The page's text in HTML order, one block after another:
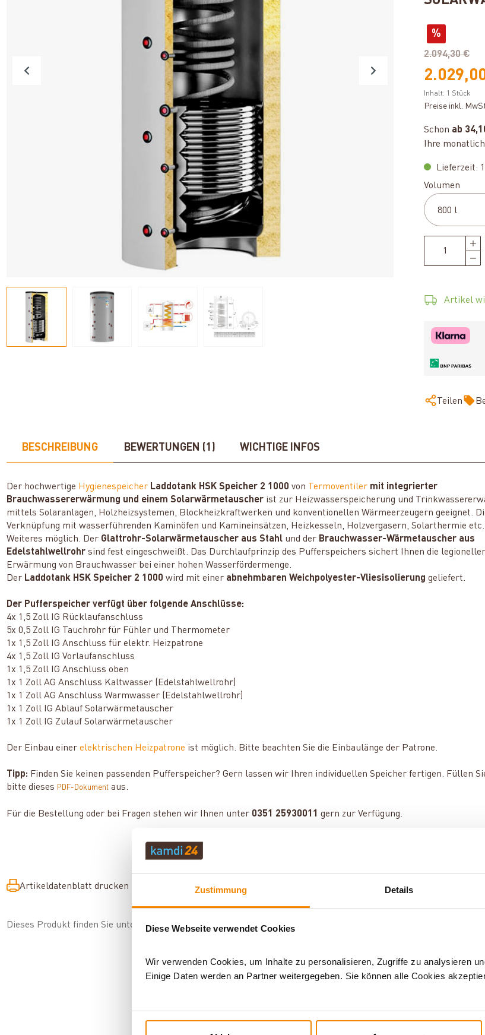
Zustimmung Details
Diese Webseite verwendet Cookies
Wir verwenden Cookies, um Inhalte zu personalisieren, Zugriffe zu analysieren
Einige Daten werden an Partner weitergegeben. Sie können alle Cookies
%
2.094,30 €
Inhalt: 1 Stück
Preise inkl.
Schon ab
Ihre
Lieferzeit:
Volumen
Artikel
Teilen
BESCHREIBUNG BEWERTUNGEN (1) WICHTIGE INFOS
Der hochwertige Hygienespeicher Laddotank HSK Speicher 2 1000 von Termoventiler mit integrierter
Brauchwassererwärmung und einem Solarwärmetauscher ist zur Heizwasserspeicherung und
mittels Solaranlagen, Holzheizsystemen, Blockheizkraftwerken und konventionellen Wärmeerzeugern geeignet.
Verknüpfung mit wasserführenden Kaminöfen und Kamineinsätzen, Heizkesseln, Holzvergasern, Solarthermie
Weiteres möglich. Der Glattrohr-Solarwärmetauscher aus Stahl und der Brauchwasser-Wärmetauscher aus
Edelstahlwellrohr sind fest eingeschweißt. Das Durchlaufprinzip des Pufferspeichers sichert Ihnen die
Erwärmung von Brauchwasser bei einer hohen Wasserfördermenge.
Der Laddotank HSK Speicher 2 1000 wird mit einer abnehmbaren Weichpolyester-Vliesisolierung geliefert.
Der Pufferspeicher verfügt über folgende Anschlüsse:
4x 1,5 Zoll IG Rücklaufanschluss
5x 0,5 Zoll IG Tauchrohr für Fühler und Thermometer
1x 1,5 Zoll IG Anschluss für elektr. Heizpatrone
4x 1,5 Zoll IG Vorlaufanschluss
1x 1,5 Zoll IG Anschluss oben
1x 1 Zoll AG Anschluss Kaltwasser (Edelstahlwellrohr)
1x 1 Zoll AG Anschluss Warmwasser (Edelstahlwellrohr)
1x 1 Zoll IG Ablauf Solarwärmetauscher
1x 1 Zoll IG Zulauf Solarwärmetauscher
Der Einbau einerelektrischen Heizpatrone ist möglich. Bitte beachten Sie die Einbaulänge der Patrone.
Tipp: Finden Sie keinen passenden Pufferspeicher? Gern lassen wir Ihren individuellen Speicher fertigen. Füllen
bitte dieses PDF-Dokument aus.
Für die Bestellung oder bei Fragen stehen wir Ihnen unter 0351 25930011 gern zur Verfügung.
Artikeldatenblatt drucken Frage zum Artikel
Dieses Produkt finden Sie unter: Heiztechnik|Hygienespeicher